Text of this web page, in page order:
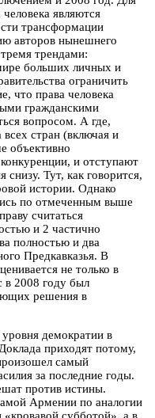
являются
трансформации
авторов нынешнего
трендами:
больших личных и
ограничить
что права человека
гражданскими
вопросом. А где,
всех стран (включая и
объективно
и отступают
снизу. Тут, как говорится,
истории. Однако
по отмеченным выше
считаться
и 2 частично
полностью и два
Предкавказья. В
не только в
в 2008 году был
решения в
демократии в
приходят потому,
самый
за последние годы.
против истины.
Армении по аналогии